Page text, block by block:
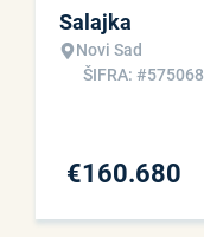
Salajka
Novi Sad
ŠIFRA: #575068
€160.680